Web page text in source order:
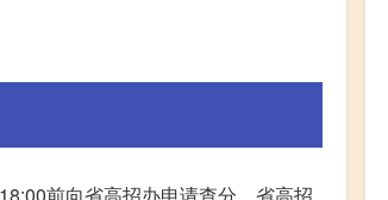
前向省高招办申请查分。省高招